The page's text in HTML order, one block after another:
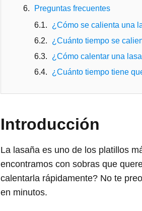
Preguntas frecuentes
¿Cómo se calienta una
¿Cuánto tiempo se
¿Cómo calentar una
¿Cuánto tiempo tiene
Introducción
La lasaña es uno de los platillos
encontramos con sobras que
calentarla rápidamente? No te
en minutos.